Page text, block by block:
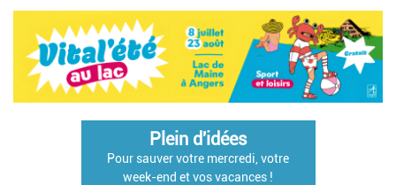
Plein d'idées
Pour sauver votre mercredi, votre
week-end et vos vacances !